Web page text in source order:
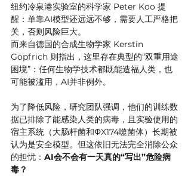
纽约冷泉港实验室的科学家 Peter Koo 提
醒：单靠AI模型还远远不够，需要人工严格把
关，否则风险巨大。
而来自德国的合成生物学家 Kerstin
Göpfrich 则指出，这里存在典型的“双重用途
困境”：任何生物学技术都既能造福人类，也
可能被滥用，AI并非例外。
为了降低风险，研究团队强调，他们的训练数
据已排除了能感染人类的病毒，且实验使用的
宿主系统（大肠杆菌和ΦX174噬菌体）长期被
认为是安全模型。但这依旧无法完全消除公众
的担忧： AI会不会有一天真的“写出”危险病
毒？